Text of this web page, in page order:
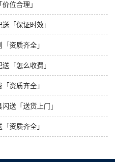
位合理」
「保证时效」
资质齐全」
「怎么收费」
资质齐全」
送「送货上门」
资质齐全」